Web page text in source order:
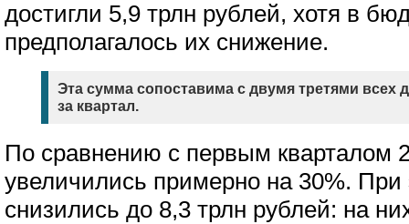
достигли 5,9 трлн рублей, хотя в
предполагалось их снижение.
Эта сумма сопоставима с двумя третями всех
за квартал.
По сравнению с первым кварталом
увеличились примерно на 30%.
снизились до 8,3 трлн рублей: на